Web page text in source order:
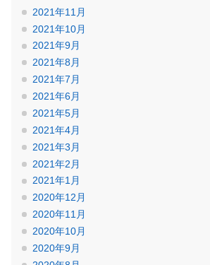
2021年11月
2021年10月
2021年9月
2021年8月
2021年7月
2021年6月
2021年5月
2021年4月
2021年3月
2021年2月
2021年1月
2020年12月
2020年11月
2020年10月
2020年9月